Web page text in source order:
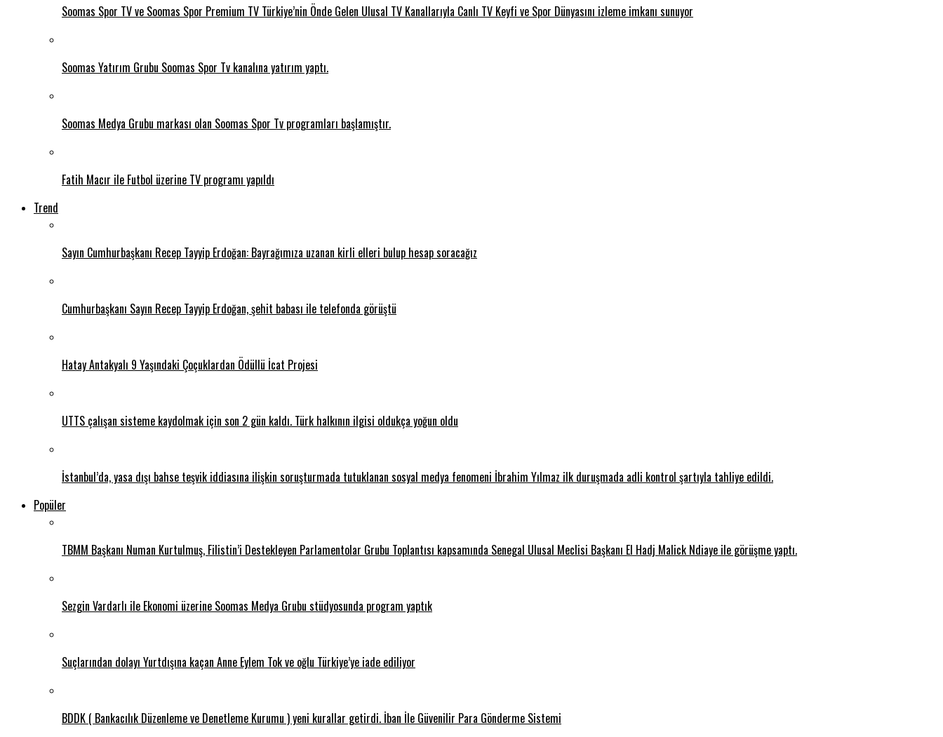
Soomas Spor TV ve Soomas Spor Premium TV Türkiye’nin Önde Gelen Ulusal TV Kanallarıyla Canlı TV Keyfi ve Spor Dünyasını izleme imkanı sunuyor
Soomas Yatırım Grubu Soomas Spor Tv kanalına yatırım yaptı.
Soomas Medya Grubu markası olan Soomas Spor Tv programları başlamıştır.
Fatih Macır ile Futbol üzerine TV programı yapıldı
Trend
Sayın Cumhurbaşkanı Recep Tayyip Erdoğan: Bayrağımıza uzanan kirli elleri bulup hesap soracağız
Cumhurbaşkanı Sayın Recep Tayyip Erdoğan, şehit babası ile telefonda görüştü
Hatay Antakyalı 9 Yaşındaki Çoçuklardan Ödüllü İcat Projesi
UTTS çalışan sisteme kaydolmak için son 2 gün kaldı. Türk halkının ilgisi oldukça yoğun oldu
İstanbul’da, yasa dışı bahse teşvik iddiasına ilişkin soruşturmada tutuklanan sosyal medya fenomeni İbrahim Yılmaz ilk duruşmada adli kontrol şartıyla tahliye edildi.
Popüler
TBMM Başkanı Numan Kurtulmuş, Filistin’i Destekleyen Parlamentolar Grubu Toplantısı kapsamında Senegal Ulusal Meclisi Başkanı El Hadj Malick Ndiaye ile görüşme yaptı.
Sezgin Vardarlı ile Ekonomi üzerine Soomas Medya Grubu stüdyosunda program yaptık
Suçlarından dolayı Yurtdışına kaçan Anne Eylem Tok ve oğlu Türkiye’ye iade ediliyor
BDDK ( Bankacılık Düzenleme ve Denetleme Kurumu ) yeni kurallar getirdi. İban İle Güvenilir Para Gönderme Sistemi